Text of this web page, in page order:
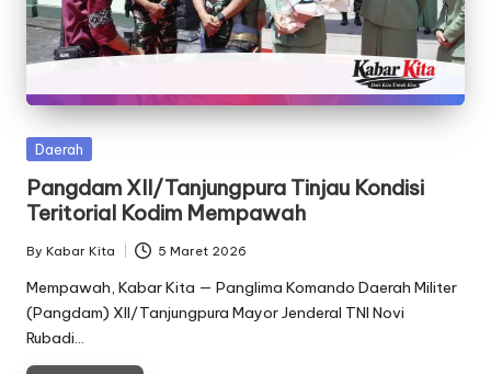
Posted
Daerah
Pangdam XII/Tanjungpura Tinjau Kondisi
Teritorial Kodim Mempawah
Posted
by
By Kabar Kita 5 Maret 2026
Mempawah, Kabar Kita — Panglima Komando Daerah Militer
(Pangdam) XII/Tanjungpura Mayor Jenderal TNI Novi
Rubadi…